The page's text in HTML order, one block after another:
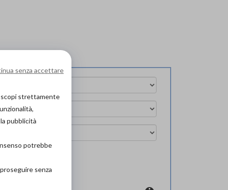
prova in negozio
senza accettare
scopi strettamente
pubblicità
potrebbe
senza